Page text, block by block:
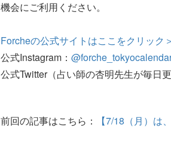
機会にご利用ください。
Forcheの公式サイトはここをクリック
公式Instagram：
公式Twitter（占い師の杏明先生が毎日
前回の記事はこちら： 【7/18（月）は